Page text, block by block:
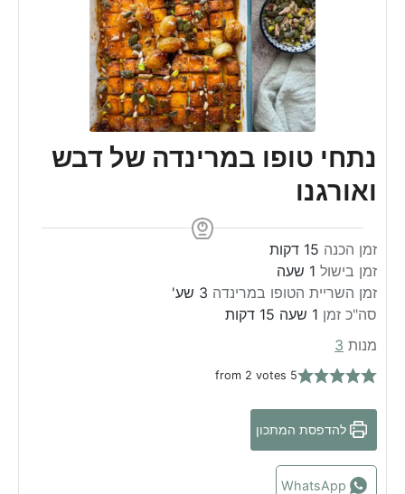
נתחי טופו במרינדה של דבש
ואורגנו
זמן הכנה 15
m
i
n
u
s
דקות
זמן בישול 1
h
o
u
שעה
זמן השריית הטופו במרינדה 3
hשע'
סה"כ זמן 1
h
r
שעה 15
m
u
s
דקות
מנות 3
5
2 votes
להדפסת המתכון
WhatsApp